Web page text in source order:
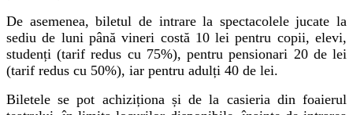
De asemenea, biletul de intrare la spectacolele jucate la
sediu de luni până vineri costă 10 lei pentru copii, elevi,
studenți (tarif redus cu 75%), pentru pensionari 20 de lei
(tarif redus cu 50%), iar pentru adulți 40 de lei.
Biletele se pot achiziționa și de la casieria din foaierul